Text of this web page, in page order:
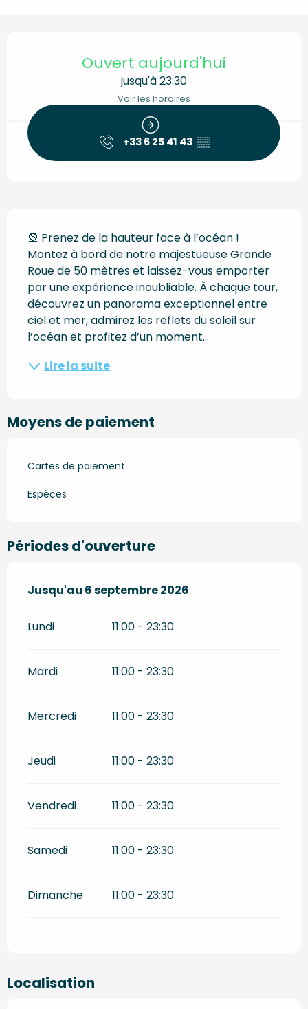
Ouvert aujourd'hui
jusqu'à 23:30
Voir les horaires
+33 6 25 41 43 ▒▒
🎡 Prenez de la hauteur face à l’océan !
Montez à bord de notre majestueuse Grande
Roue de 50 mètres et laissez-vous emporter
par une expérience inoubliable. À chaque tour,
découvrez un panorama exceptionnel entre
ciel et mer, admirez les reflets du soleil sur
l’océan et profitez d’un moment...
Lire la suite
Moyens de paiement
Cartes de paiement
Espèces
Périodes d'ouverture
Du20 juin 2026au6 septembre 2026
Jusqu'au 6 septembre 2026
Lundi 11:00 - 23:30
Mardi 11:00 - 23:30
Mercredi 11:00 - 23:30
Jeudi 11:00 - 23:30
Vendredi 11:00 - 23:30
Samedi 11:00 - 23:30
Dimanche 11:00 - 23:30
Localisation